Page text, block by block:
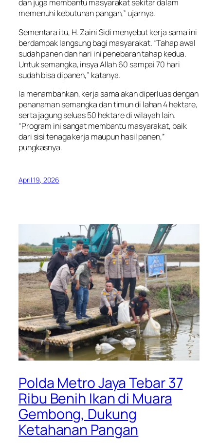
dan juga membantu masyarakat sekitar dalam
memenuhi kebutuhan pangan,” ujarnya.
Sementara itu, H. Zaini Sidi menyebut kerja sama ini
berdampak langsung bagi masyarakat. “Tahap awal
sudah panen dan hari ini penebaran tahap kedua.
Untuk semangka, insya Allah 60 sampai 70 hari
sudah bisa dipanen,” katanya.
Ia menambahkan, kerja sama akan diperluas dengan
penanaman semangka dan timun di lahan 4 hektare,
serta jagung seluas 50 hektare di wilayah lain.
“Program ini sangat membantu masyarakat, baik
dari sisi tenaga kerja maupun hasil panen,”
pungkasnya.
April 19, 2026
Polda Metro Jaya Tebar 37
Ribu Benih Ikan di Muara
Gembong, Dukung
Ketahanan Pangan